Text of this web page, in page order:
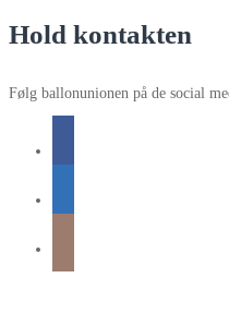
Hold kontakten
Følg ballonunionen på de social